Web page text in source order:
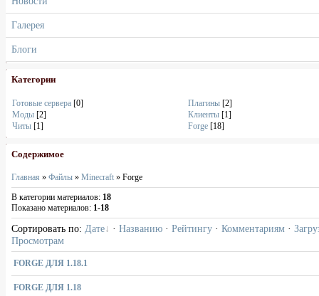
Галерея
Блоги
Категории
Готовые сервера [0] Плагины [2]
Моды [2] Клиенты [1]
Читы [1] Forge [18]
Содержимое
Главная » Файлы » Minecraft » Forge
В категории материалов: 18
Показано материалов: 1-18
Сортировать по: Дате · Названию · Рейтингу · Комментариям ·
Просмотрам
FORGE ДЛЯ 1.18.1
FORGE ДЛЯ 1.18